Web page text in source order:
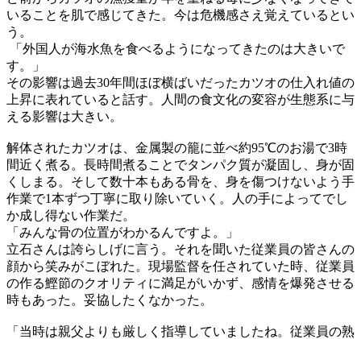
いることを肌で感じてきた。今は危機感さえ覚えているとい
う。
「外国人が海水魚を食べるようになってきたのは大きいで
す。」
その影響は過去30年間ほぼ横ばいだったカツオの仕入れ値の
上昇に表れていると話す。人間の食文化の変容が生態系に与
える影響は大きい。
解体されたカツオは、金属製の籠に並べ約95℃のお湯で3時
間近く煮る。長時間煮ることでタンパク質が凝固し、身が固
くしまる。そして数十本もある骨を、身を傷つけないよう手
作業で1本ずつ丁寧に取り除いていく。人の手によってでし
か成し得ない作業だ。
「みんな骨の位置がわかるんですよ。」
立石さんは誇らしげに言う。それを聞いた従業員の皆さんの
顔から笑みがこぼれた。現場監督を任されていた時、従業員
の作る鰹節のクオリティに満足がいかず、感情を爆発させる
時もあった。妥協したくなかった。
「当時は親父よりも厳しく指導していましたね。従業員の熟